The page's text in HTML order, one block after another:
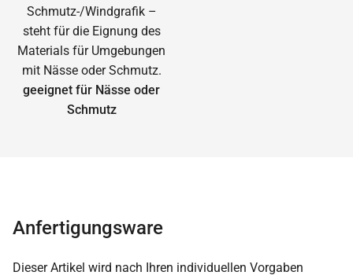
geeignet für Nässe oder
Schmutz
Anfertigungsware
Dieser Artikel wird nach Ihren individuellen Vorgaben